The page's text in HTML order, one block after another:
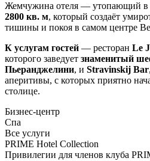
Жемчужина отеля — утопающий в
2800 кв. м, который создаёт
тишины и покоя в самом центре
К услугам гостей — ресторан Le
которого заведует знаменитый
Пьеранджелини, и Stravinskij Bar
аперитивы, с которых приятно
столице.
Бизнес-центр
Спа
Все услуги
PRIME Hotel Collection
Привилегии для членов клуба